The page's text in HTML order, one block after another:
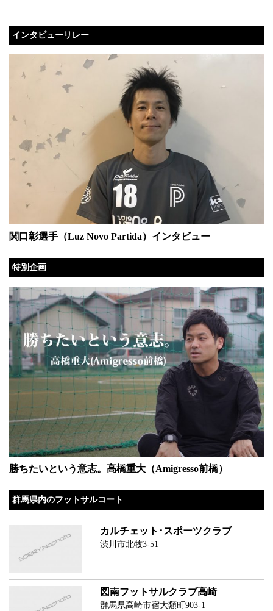
インタビューリレー
関口彰選手（Luz Novo Partida）インタビュー
特別企画
勝ちたいという意志。高橋重大（Amigresso前橋）
群馬県内のフットサルコート
カルチェット･スポーツクラブ
渋川市北牧3-51
図南フットサルクラブ高崎
群馬県高崎市宿大類町903-1